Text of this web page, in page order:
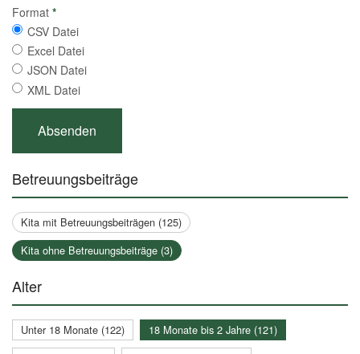
Format *
CSV Datei
Excel Datei
JSON Datei
XML Datei
Betreuungsbeiträge
Kita mit Betreuungsbeiträgen (125)
Kita ohne Betreuungsbeiträge (3)
Alter
Unter 18 Monate (122)
18 Monate bis 2 Jahre (121)